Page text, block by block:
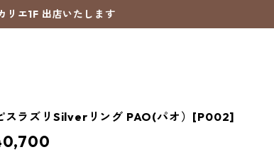
エ1F 出店いたします
スラズリSilverリング PAO(パオ）[P002]